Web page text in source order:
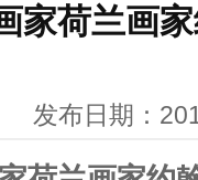
家荷兰画
发布日期：